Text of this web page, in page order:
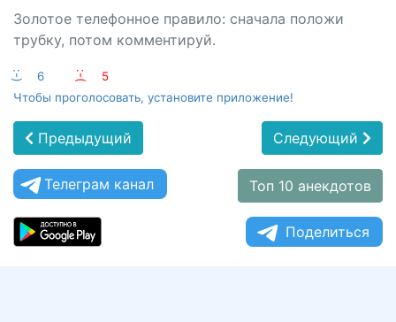
Золотое телефонное правило: сначала положи
трубку, потом комментируй.
:-) 6 :-(
5
Чтобы проголосовать, установите приложение!
Предыдущий Следующий
Телеграм канал Топ 10 анекдотов
Поделиться